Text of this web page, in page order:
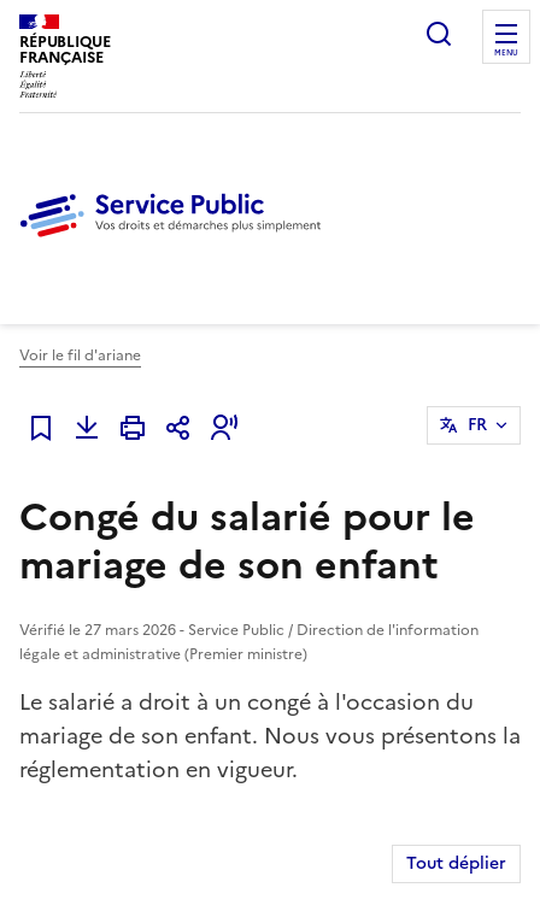
RÉPUBLIQUE
FRANÇAISE
Ouvrir
MENU
Voir le fil d'ariane
Ajouter à mes favoris
FR
Congé du salarié pour le
mariage de son enfant
Vérifié le 27 mars 2026 - Service Public / Direction de l'information
légale et administrative (Premier ministre)
Le salarié a droit à un congé à l'occasion du
mariage de son enfant. Nous vous présentons la
réglementation en vigueur.
Tout déplier